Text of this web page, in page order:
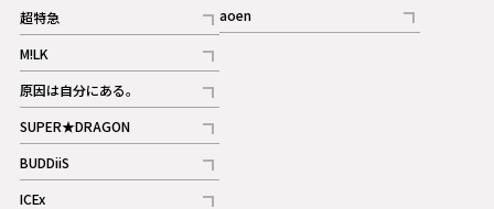
記事
超特急
記事
M!LK
記事
原因は自分にある。
記事
SUPER★DRAGON
記事
BUDDiiS
記事
ICEx
aoen
記事